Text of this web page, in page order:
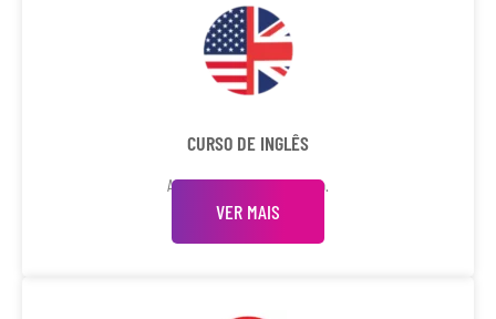
CURSO DE INGLÊS
Aulas individuais e em grupo.
VER MAIS